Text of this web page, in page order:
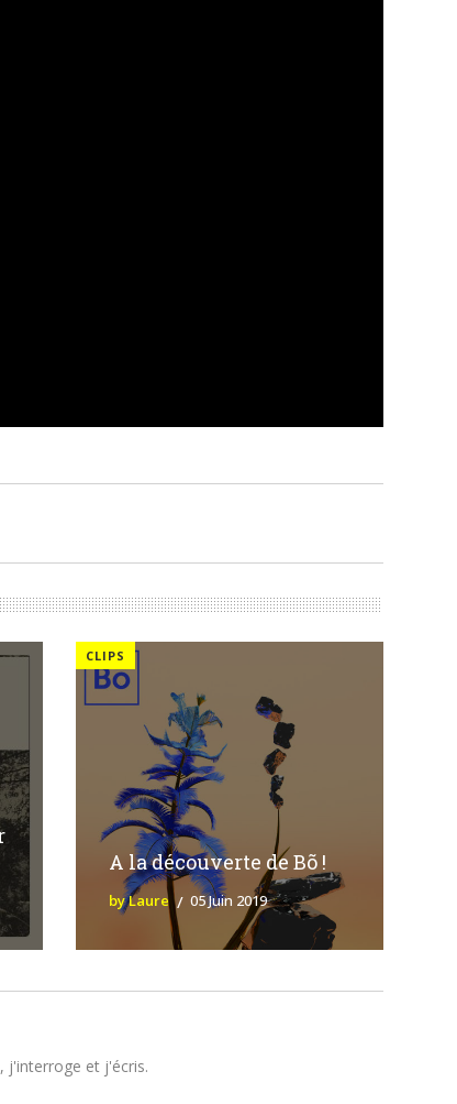
CLIPS
A la découverte de Bõ !
by Laure 05 Juin 2019
j'interroge et j'écris.